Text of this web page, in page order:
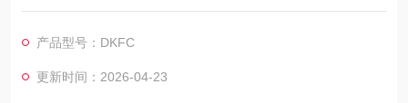
要是用作于生产设备的动力，所以属于动力设备。还有很多生活
要空压机的动力。我公司售后也很*，不管是上门保养还是维修，
目前售后体系较为成熟，这样为客户购买解决了后顾之忧。
产品型号：DKFC
更新时间：2026-04-23